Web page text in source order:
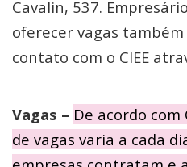
Cavalin, 537.
oferecer vagas
contato com o CIEE
Vagas – De acordo
de vagas varia a cada